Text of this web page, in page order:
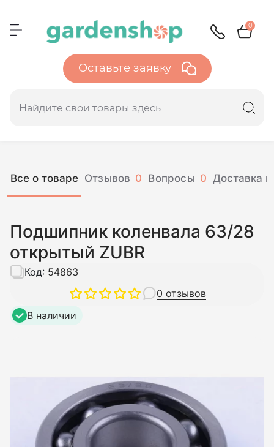
0
Оставьте заявку
Все о товаре Отзывов 0 Вопросы 0 Доставка и
Подшипник коленвала 63/28
открытый ZUBR
0 отзывов
Код: 54863
В наличии